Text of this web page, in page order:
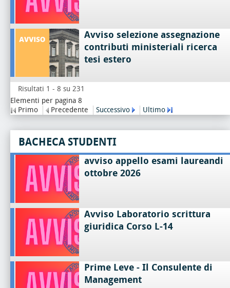
Avviso selezione assegnazione
contributi ministeriali ricerca
tesi estero
Risultati 1 - 8 su 231
Elementi per pagina 8
Primo
Precedente Successivo Ultimo
BACHECA STUDENTI
avviso appello esami laureandi
ottobre 2026
Avviso Laboratorio scrittura
giuridica Corso L-14
Prime Leve - Il Consulente di
Management